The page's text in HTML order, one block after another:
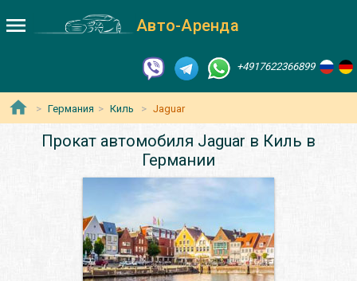
Авто-Аренда
+4917622366899
Германия Киль Jaguar
Прокат автомобиля Jaguar в Киль в
Германии